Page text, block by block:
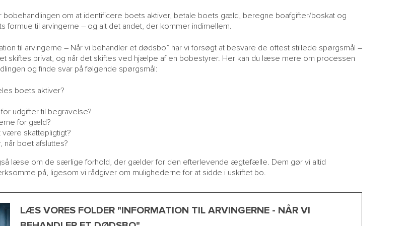
bobehandlingen om at identificere boets aktiver, betale boets gæld, beregne boafgifter/boskat og
formue til arvingerne – og alt det andet, der kommer indimellem.
til arvingerne – Når vi behandler et dødsbo” har vi forsøgt at besvare de oftest stillede spørgsmål –
skiftes privat, og når det skiftes ved hjælpe af en bobestyrer. Her kan du læse mere om processen
og finde svar på følgende spørgsmål:
boets aktiver?
udgifter til begravelse?
for gæld?
være skattepligtigt?
når boet afsluttes?
læse om de særlige forhold, der gælder for den efterlevende ægtefælle. Dem gør vi altid
på, ligesom vi rådgiver om mulighederne for at sidde i uskiftet bo.
LÆS VORES FOLDER "INFORMATION TIL ARVINGERNE - NÅR VI